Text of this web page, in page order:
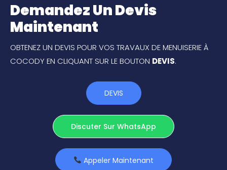
Demandez Un Devis
Maintenant
OBTENEZ UN DEVIS POUR VOS TRAVAUX DE MENUISERIE À
COCODY EN CLIQUANT SUR LE BOUTON DEVIS.
DEVIS
Discuter Sur WhatsApp
Appeler Maintenant